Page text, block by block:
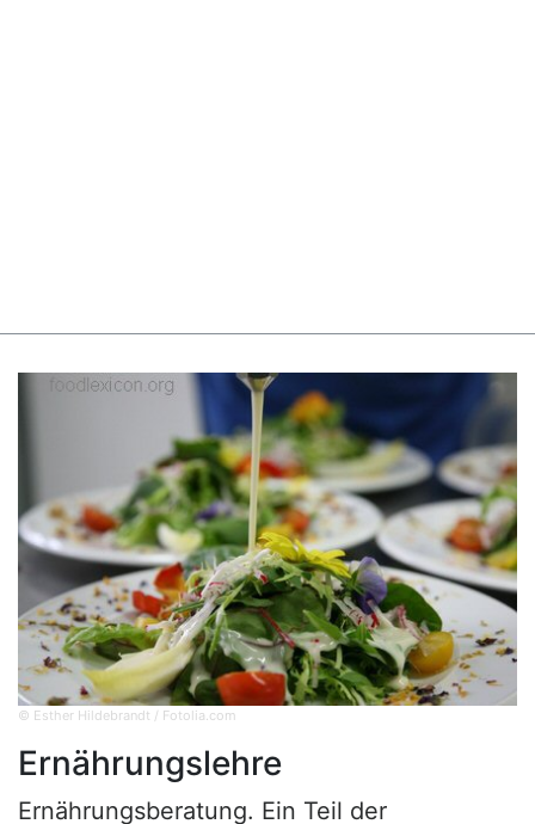
© Esther Hildebrandt / Fotolia.com
Ernährungslehre
Ernährungsberatung. Ein Teil der